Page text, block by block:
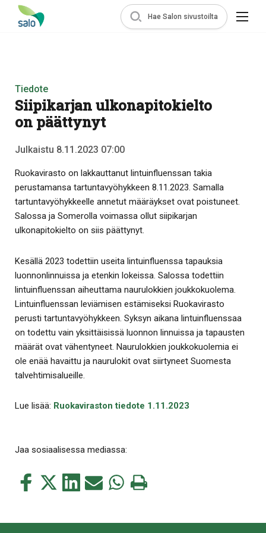
Hae Salon sivustoilta
Tiedote
Siipikarjan ulkonapitokielto
on päättynyt
Julkaistu 8.11.2023 07:00
Ruokavirasto on lakkauttanut lintuinfluenssan takia
perustamansa tartuntavyöhykkeen 8.11.2023. Samalla
tartuntavyöhykkeelle annetut määräykset ovat poistuneet.
Salossa ja Somerolla voimassa ollut siipikarjan
ulkonapitokielto on siis päättynyt.
Kesällä 2023 todettiin useita lintuinfluenssa tapauksia
luonnonlinnuissa ja etenkin lokeissa. Salossa todettiin
lintuinfluenssan aiheuttama naurulokkien joukkokuolema.
Lintuinfluenssan leviämisen estämiseksi Ruokavirasto
perusti tartuntavyöhykkeen. Syksyn aikana lintuinfluenssaa
on todettu vain yksittäisissä luonnon linnuissa ja tapausten
määrät ovat vähentyneet. Naurulokkien joukkokuolemia ei
ole enää havaittu ja naurulokit ovat siirtyneet Suomesta
talvehtimisalueille.
Lue lisää: Ruokaviraston tiedote 1.11.2023
Jaa sosiaalisessa mediassa:
Jaa
Jaa
Jaa Jaa Jaa Tulosta